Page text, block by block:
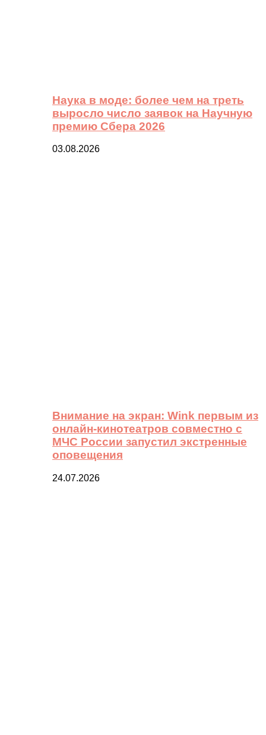
Наука в моде: более чем на треть
выросло число заявок на Научную
премию Сбера 2026
03.08.2026
Внимание на экран: Wink первым из
онлайн-кинотеатров совместно с
МЧС России запустил экстренные
оповещения
24.07.2026